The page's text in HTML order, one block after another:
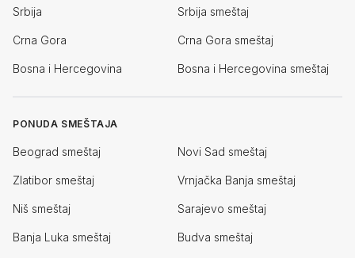
Srbija Srbija smeštaj
Crna Gora Crna Gora smeštaj
Bosna i Hercegovina Bosna i Hercegovina smeštaj
PONUDA SMEŠTAJA
Beograd smeštaj Novi Sad smeštaj
Zlatibor smeštaj Vrnjačka Banja smeštaj
Niš smeštaj Sarajevo smeštaj
Banja Luka smeštaj Budva smeštaj